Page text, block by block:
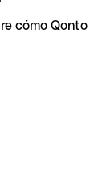
cómo Qonto